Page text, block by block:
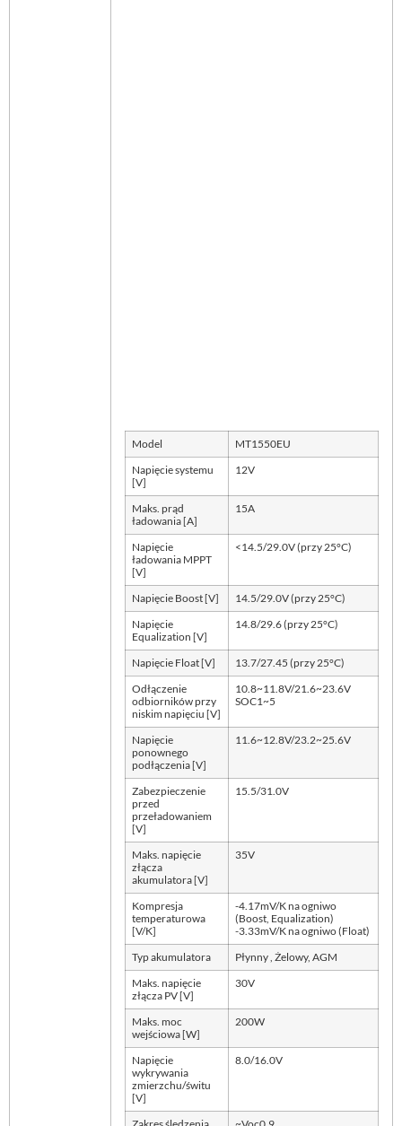
Model MT1550EU
Napięcie systemu
[V]
12V
Maks. prąd
ładowania [A]
15A
Napięcie
ładowania MPPT
[V]
<14.5/29.0V (przy 25°C)
Napięcie Boost [V] 14.5/29.0V (przy 25°C)
Napięcie
Equalization [V]
14.8/29.6 (przy 25°C)
Napięcie Float [V] 13.7/27.45 (przy 25°C)
Odłączenie
odbiorników przy
niskim napięciu [V]
10.8~11.8V/21.6~23.6V
SOC1~5
Napięcie
ponownego
podłączenia [V]
11.6~12.8V/23.2~25.6V
Zabezpieczenie
przed
przeładowaniem
[V]
15.5/31.0V
Maks. napięcie
złącza
akumulatora [V]
35V
Kompresja
temperaturowa
[V/K]
-4.17mV/K na ogniwo
(Boost, Equalization)
-3.33mV/K na ogniwo (Float)
Typ akumulatora Płynny , Żelowy, AGM
Maks. napięcie
złącza PV [V]
30V
Maks. moc
wejściowa [W]
200W
Napięcie
wykrywania
zmierzchu/świtu
[V]
8.0/16.0V
Zakres śledzenia ~Voc0.9